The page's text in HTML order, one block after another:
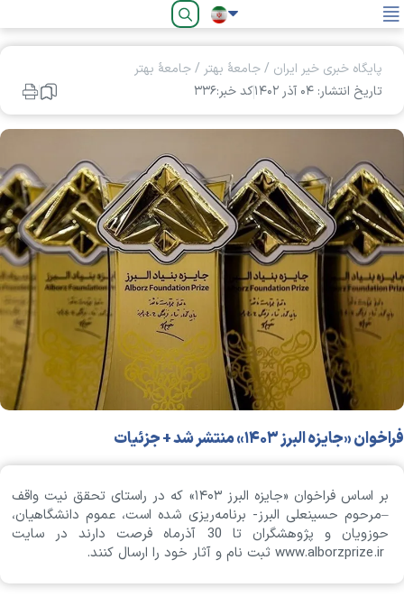
فارسی
پایگاه خبری خیر ایران /جامعۀ بهتر /جامعۀ بهتر
تاریخ انتشار: ۰۴ آذر ۱۴۰۲
کد خبر:۳۳۶
فراخوان «جایزه البرز ۱۴۰۳» منتشر شد + جزئیات
بر اساس فراخوان «جایزه البرز ۱۴۰۳» که در راستای تحقق نیت واقف
–مرحوم حسینعلی البرز- برنامه‌ریزی شده است، عموم دانشگاهیان،
حوزویان و پژوهشگران تا 30 آذرماه فرصت دارند در سایت